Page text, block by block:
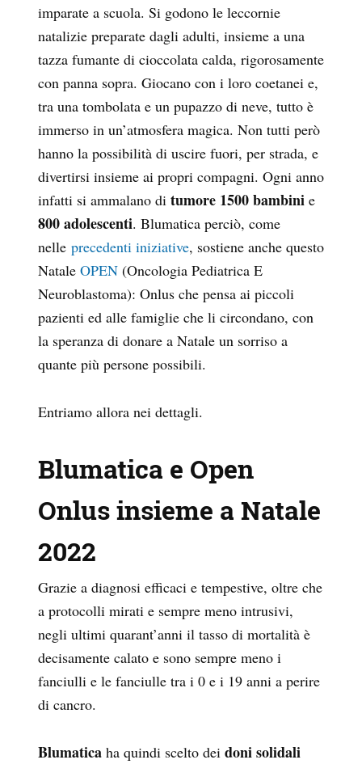
imparate a scuola. Si godono le leccornie
natalizie preparate dagli adulti, insieme a una
tazza fumante di cioccolata calda, rigorosamente
con panna sopra. Giocano con i loro coetanei e,
tra una tombolata e un pupazzo di neve, tutto è
immerso in un’atmosfera magica. Non tutti però
hanno la possibilità di uscire fuori, per strada, e
divertirsi insieme ai propri compagni. Ogni anno
infatti si ammalano di tumore 1500 bambini e
800 adolescenti. Blumatica perciò, come
nelle precedenti iniziative, sostiene anche questo
Natale OPEN (Oncologia Pediatrica E
Neuroblastoma): Onlus che pensa ai piccoli
pazienti ed alle famiglie che li circondano, con
la speranza di donare a Natale un sorriso a
quante più persone possibili.
Entriamo allora nei dettagli.
Blumatica e Open
Onlus insieme a Natale
2022
Grazie a diagnosi efficaci e tempestive, oltre che
a protocolli mirati e sempre meno intrusivi,
negli ultimi quarant’anni il tasso di mortalità è
decisamente calato e sono sempre meno i
fanciulli e le fanciulle tra i 0 e i 19 anni a perire
di cancro.
Blumatica ha quindi scelto dei doni solidali